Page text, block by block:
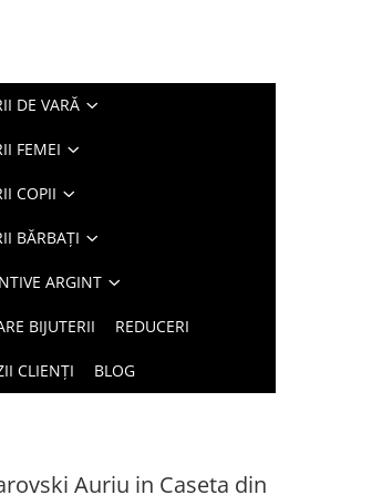
DE VARĂ
FEMEI
COPII
BĂRBAȚI
ARGINT
BIJUTERII REDUCERI
CLIENȚI BLOG
Auriu in Caseta din